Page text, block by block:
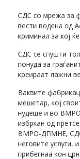
СДС со мрежа за
вести водена од
криминал за кој
СДС се спушти
понуда за
креираат лажни
Ваквите
мешетар, кој
нудеше и во
избркан од
ВМРО-ДПМНЕ, СДС
неговите услуги,
прибегнаа кон